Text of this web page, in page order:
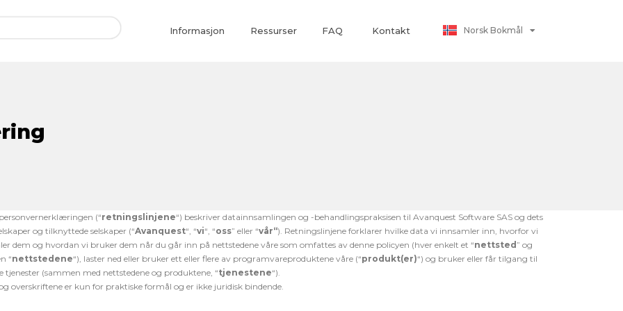
Informasjon Ressurser FAQ Kontakt Norsk Bokmål
日本語
(“retningslinjene“) beskriver datainnsamlingen og -behandlingspraksisen til Avanquest Software SAS og dets
og tilknyttede selskaper (“Avanquest“, “vi“, “oss” eller “vår“). Retningslinjene forklarer hvilke data vi innsamler inn, hvorfor vi
dem og hvordan vi bruker dem når du går inn på nettstedenevåre som omfattes avdenne policyen (hverenkelt et “nettsted ” og
“nettstedene“), laster ned eller bruker ett eller flere av programvareproduktene våre (“produkt(er)“) og brukereller får tilgang til
tjenester (sammen med nettstedeneog produktene, “tjenestene“).
overskriftene er kun for praktiske formål og er ikke juridisk bindende.